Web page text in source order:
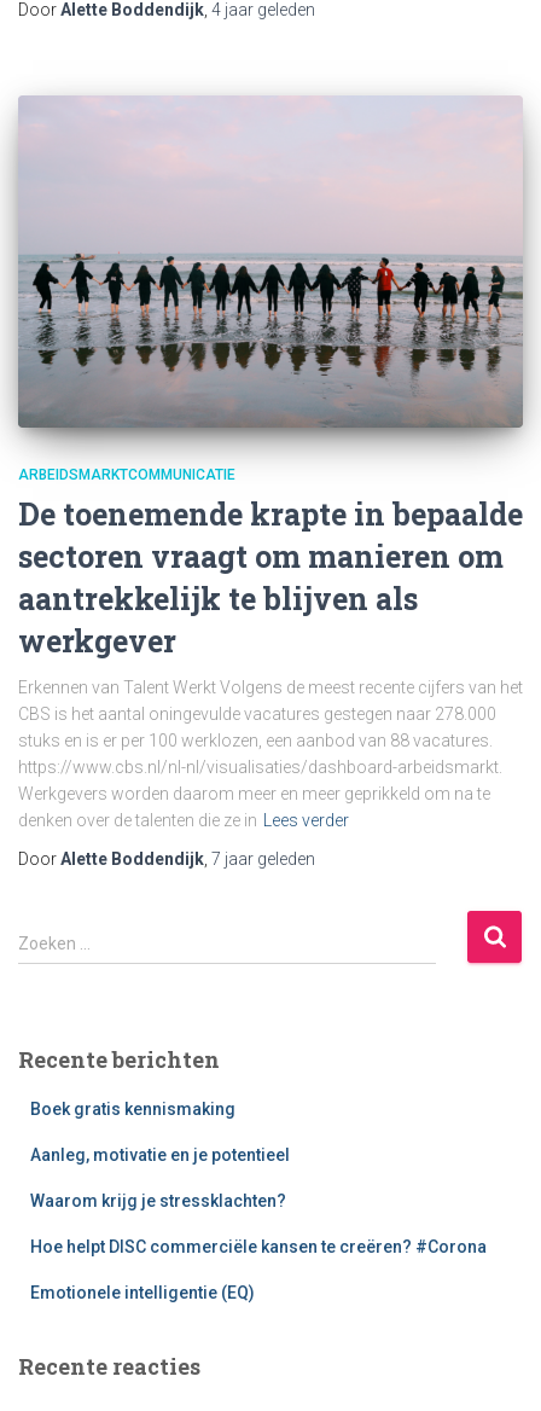
DoorAlette Boddendijk 4 jaar geleden
ARBEIDSMARKTCOMMUNICATIE
De toenemende krapte in bepaalde
sectoren vraagt om manieren om
aantrekkelijk te blijven als
werkgever
Erkennen van Talent Werkt Volgens de meest recente cijfers van het
CBS is het aantal oningevulde vacatures gestegen naar 278.000
stuks en is er per 100 werklozen, een aanbod van 88 vacatures.
https://www.cbs.nl/nl-nl/visualisaties/dashboard-arbeidsmarkt.
Werkgevers worden daarom meer en meer geprikkeld om na te
denken over de talenten die ze in
Lees verder
DoorAlette Boddendijk 7 jaar geleden
Z
o
n
Zoeken …
Recente berichten
Boek gratis kennismaking
Aanleg, motivatie en je potentieel
Waarom krijg je stressklachten?
Hoe helpt DISC commerciële kansen te creëren? #Corona
Emotionele intelligentie (EQ)
Recente reacties